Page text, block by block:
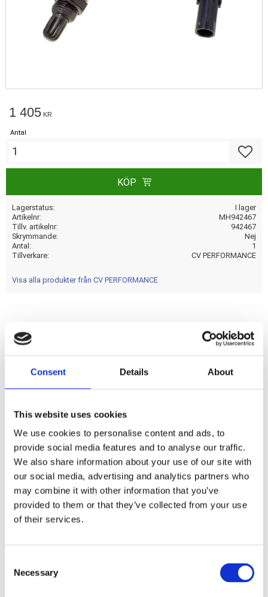
Consent Details About
This website uses cookies
We use cookies to personalise content and ads, to
provide social media features and to analyse our traffic.
We also share information about your use of our site with
our social media, advertising and analytics partners who
may combine it with other information that you’ve
provided to them or that they’ve collected from your use
of their services.
Necessary
1 405 KR
Antal
KÖP
Lagerstatus
I lager
Artikelnr
MH942467
Tillv. artikelnr
942467
Skrymmande
Nej
Antal
1
Tillverkare
CV PERFORMANCE
Visa alla produkter från CV PERFORMANCE
nan
Dela med dig
F
e
o
o
k
Omdömen
Du